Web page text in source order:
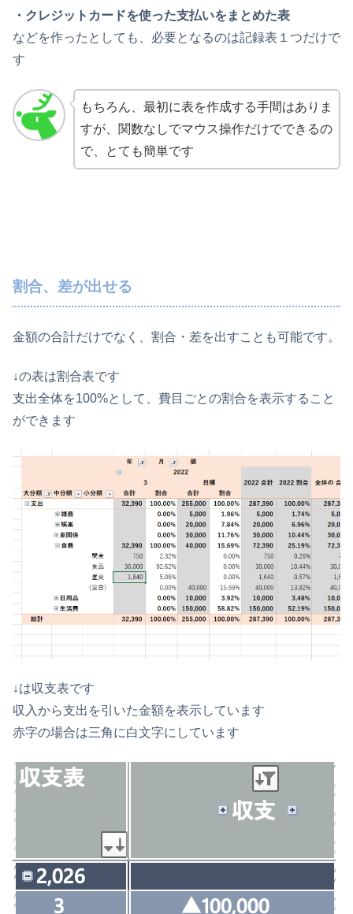
・クレジットカードを使った支払いをまとめた表
などを作ったとしても、必要となるのは記録表１つだけで
す
もちろん、最初に表を作成する手間はありま
すが、関数なしでマウス操作だけでできるの
で、とても簡単です
割合、差が出せる
金額の合計だけでなく、割合・差を出すことも可能です。
↓の表は割合表です
支出全体を100%として、費目ごとの割合を表示すること
ができます
↓は収支表です
収入から支出を引いた金額を表示しています
赤字の場合は三角に白文字にしています